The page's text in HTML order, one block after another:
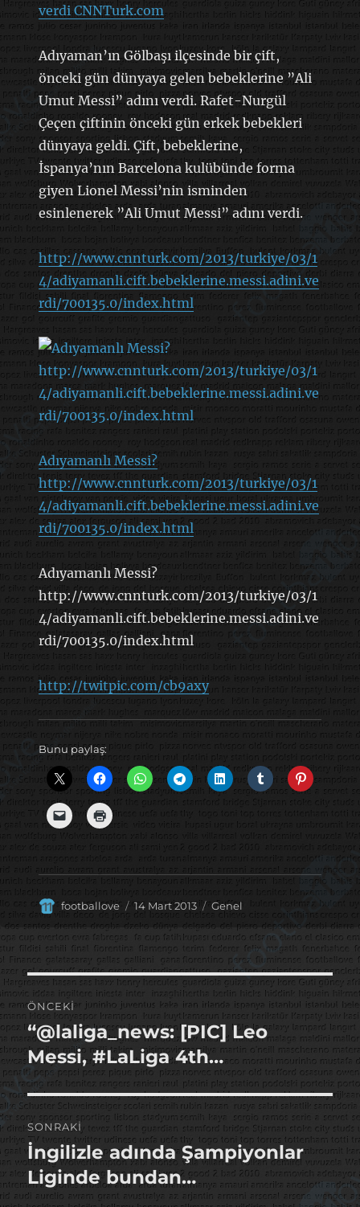
verdi CNNTurk.com
Adıyaman’ın Gölbaşı ilçesinde bir çift,
önceki gün dünyaya gelen bebeklerine ”Ali
Umut Messi” adını verdi. Rafet-Nurgül
Çeçen çiftinin önceki gün erkek bebekleri
dünyaya geldi. Çift, bebeklerine,
İspanya’nın Barcelona kulübünde forma
giyen Lionel Messi’nin isminden
esinlenerek ”Ali Umut Messi” adını verdi.
http://www.cnnturk.com/2013/turkiye/03/1
4/adiyamanli.cift.bebeklerine.messi.adini.ve
rdi/700135.0/index.html
Adıyamanlı Messi?
http://www.cnnturk.com/2013/turkiye/03/1
4/adiyamanli.cift.bebeklerine.messi.adini.ve
rdi/700135.0/index.html
Adıyamanlı Messi?
http://www.cnnturk.com/2013/turkiye/03/1
4/adiyamanli.cift.bebeklerine.messi.adini.ve
rdi/700135.0/index.html
http://twitpic.com/cb9axy
Bunu paylaş:
Yazar
footballove
Yayın
tarihi
14 Mart 2013 Kategoriler
Genel
Yazı
gezinmesi
ÖNCEKI
Önceki
yazı:
“@laliga_news: [PIC] Leo
Messi, #LaLiga 4th…
SONRAKI
Sonraki
yazı:
İngilizle adında Şampiyonlar
Liginde bundan…